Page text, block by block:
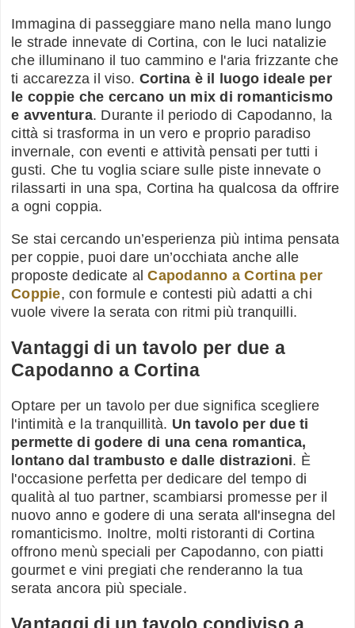
Immagina di passeggiare mano nella mano lungo
le strade innevate di Cortina, con le luci natalizie
che illuminano il tuo cammino e l'aria frizzante che
ti accarezza il viso. Cortina è il luogo ideale per
le coppie che cercano un mix di romanticismo
e avventura. Durante il periodo di Capodanno, la
città si trasforma in un vero e proprio paradiso
invernale, con eventi e attività pensati per tutti i
gusti. Che tu voglia sciare sulle piste innevate o
rilassarti in una spa, Cortina ha qualcosa da offrire
a ogni coppia.
Se stai cercando un’esperienza più intima pensata
per coppie, puoi dare un’occhiata anche alle
proposte dedicate alCapodanno a Cortina per
Coppie, con formule e contesti più adatti a chi
vuole vivere la serata con ritmi più tranquilli.
Vantaggi di un tavolo per due a
Capodanno a Cortina
Optare per un tavolo per due significa scegliere
l'intimità e la tranquillità. Un tavolo per due ti
permette di godere di una cena romantica,
lontano dal trambusto e dalle distrazioni. È
l'occasione perfetta per dedicare del tempo di
qualità al tuo partner, scambiarsi promesse per il
nuovo anno e godere di una serata all'insegna del
romanticismo. Inoltre, molti ristoranti di Cortina
offrono menù speciali per Capodanno, con piatti
gourmet e vini pregiati che renderanno la tua
serata ancora più speciale.